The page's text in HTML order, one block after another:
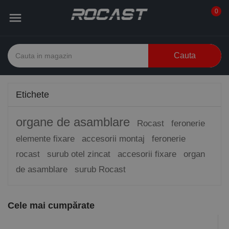
 0
Cauta
Etichete
organe de asamblare Rocast
feronerie
elemente fixare
accesorii montaj
feronerie
rocast
surub otel zincat accesorii fixare
organ
de asamblare
surub Rocast
Cele mai cumpărate